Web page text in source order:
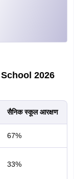
School 2026
सैनिक स्कूल आरक्षण
67%
33%